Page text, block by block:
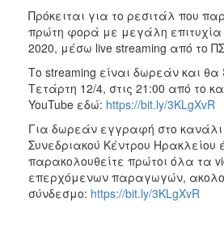
Πρόκειται για το ρεσιτάλ που
πρώτη φορά με μεγάλη επιτυχία
2020, μέσω live streaming από το
Το streaming είναι δωρεάν και θα
Τετάρτη 12/4, στις 21:00 από το
YouTube εδώ: https://bit.ly/3KLgXvR
Για δωρεάν εγγραφή στο κανάλι
Συνεδριακού Κέντρου Ηρακλείου
παρακολουθείτε πρώτοι όλα τα
επερχόμενων παραγωγών,
σύνδεσμο: https://bit.ly/3KLgXvR